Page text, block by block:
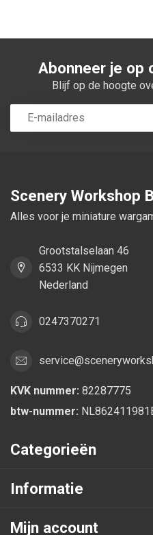
Abonneer je op
Blijf op de hoogte
Scenery Workshop
Alles voor je miniature
Grootstalselaan 46
6533 KK Nijmegen
Nederland
0247370271
KVK nummer: 82287775
btw-nummer:
Categorieën
Informatie
Mijn account